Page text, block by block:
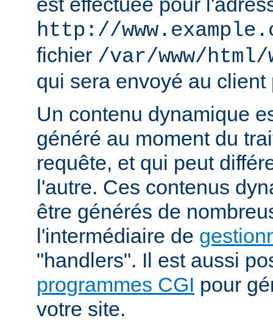
http://
fichier /var/www/
qui sera envoyé au client
Un contenu dynamique
généré au moment du
requête, et qui peut
l'autre. Ces contenus
être générés de
l'intermédiaire de
"handlers". Il est aussi
programmes CGI pour
votre site.